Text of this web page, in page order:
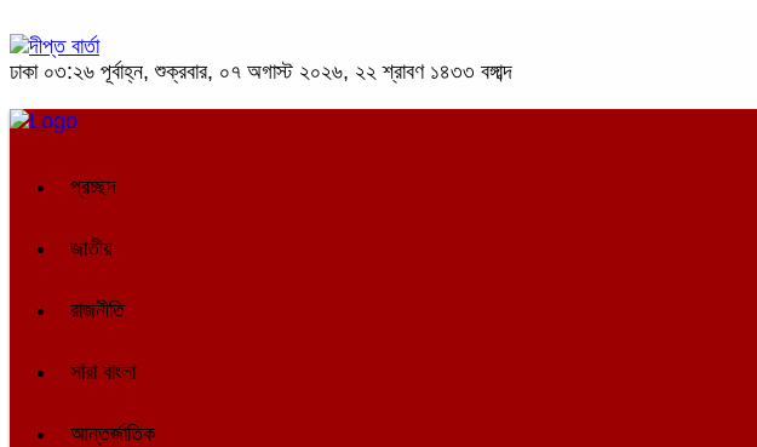
ঢাকা ০৩:২৬ পূর্বাহ্ন, শুক্রবার, ০৭ অগাস্ট ২০২৬, ২২ শ্রাবণ ১৪৩৩ বঙ্গাব্দ
প্রচ্ছদ
জাতীয়
রাজনীতি
সারা বাংলা
আন্তর্জাতিক